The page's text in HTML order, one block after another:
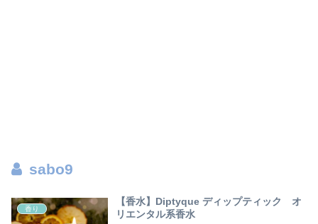
sabo9
香り
【香水】Diptyque ディップティック オ
リエンタル系香水